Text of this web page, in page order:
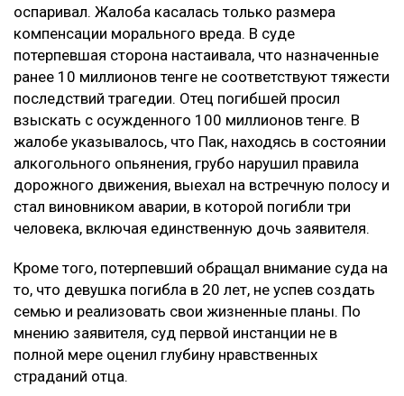
оспаривал. Жалоба касалась только размера
компенсации морального вреда. В суде
потерпевшая сторона настаивала, что назначенные
ранее 10 миллионов тенге не соответствуют тяжести
последствий трагедии. Отец погибшей просил
взыскать с осужденного 100 миллионов тенге. В
жалобе указывалось, что Пак, находясь в состоянии
алкогольного опьянения, грубо нарушил правила
дорожного движения, выехал на встречную полосу и
стал виновником аварии, в которой погибли три
человека, включая единственную дочь заявителя.
Кроме того, потерпевший обращал внимание суда на
то, что девушка погибла в 20 лет, не успев создать
семью и реализовать свои жизненные планы. По
мнению заявителя, суд первой инстанции не в
полной мере оценил глубину нравственных
страданий отца.